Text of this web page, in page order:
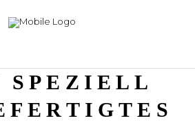
SPEZIELL